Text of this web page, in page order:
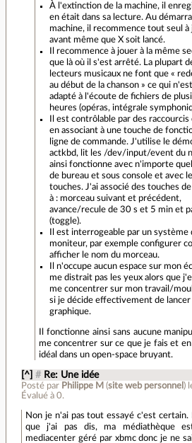
À l'extinction de la machine, il
en était dans sa lecture. Au
machine, il recommence tout seul à
avant même que X soit lancé.
Il recommence à jouer à la même
que là où il s'est arrêté. La plupart
lecteurs musicaux ne font que «
au début de la chanson » ce qui
adapté à l'écoute de fichiers de
heures (opéras, intégrale
Il est contrôlable par des raccourcis
en associant à une touche de
ligne de commande. J'utilise le
actkbd, lit les /dev/input/event du
ainsi fonctionne avec n'importe
de bureau et sous console et avec
touches. J'ai associé des touches
à : morceau suivant et précédent,
avance/recule de 30 s et 5 min et
(toggle).
Il est interrogeable par un système
moniteur, par exemple configurer
afficher le nom du morceau.
Il n'occupe aucun espace sur mon
me distrait pas les yeux alors que
me concentrer sur mon travail/
si je décide effectivement de
graphique.
Il fonctionne ainsi sans aucune
me concentrer sur ce que je fais et
idéal dans un open-space bruyant.
[^] # Re: Une idée
Posté par Philippe M (site web personnel )
Évalué à 0.
Non je n'ai pas tout essayé c'est
que j'ai pas dis, ma médiathèque
mediacenter géré par xbmc donc je ne